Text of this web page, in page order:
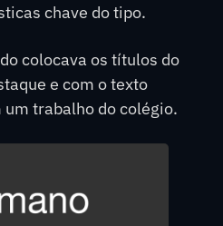
chave do tipo.
colocava os títulos do
e com o texto
trabalho do colégio.